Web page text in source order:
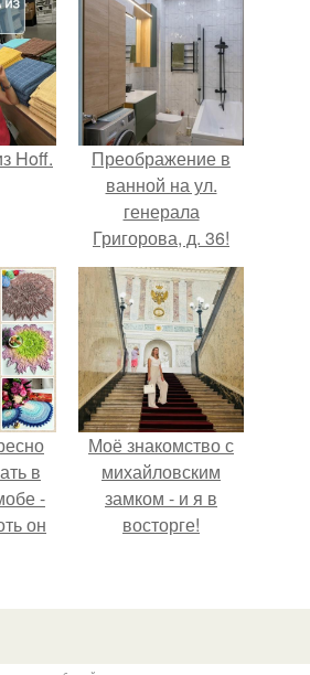
Hoff.
Преображение в
ванной на ул.
генерала
Григорова, д. 36!
в
-
он
Моё знакомство с
михайловским
замком - и я в
восторге!